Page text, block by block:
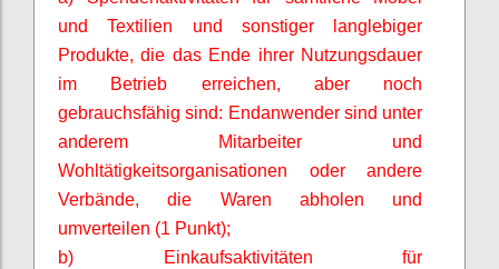
und Textilien und sonstiger langlebiger
Produkte, die das Ende ihrer Nutzungsdauer
im Betrieb erreichen, aber noch
gebrauchsfähig sind: Endanwender sind unter
anderem Mitarbeiter und
Wohltätigkeitsorganisationen oder andere
Verbände, die Waren abholen und
umverteilen (1 Punkt);
b) Einkaufsaktivitäten für